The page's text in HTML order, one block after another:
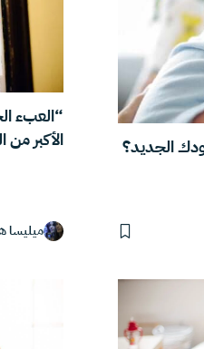
الجديد؟
“العبء
الأكبر من
ميليسا